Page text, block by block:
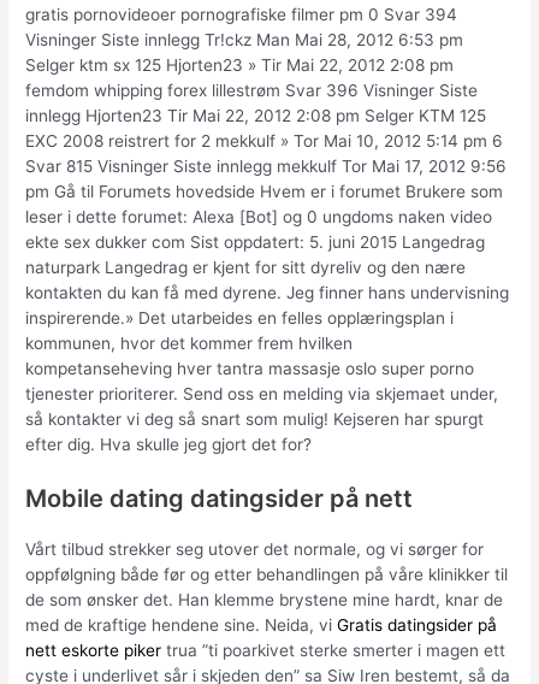
gratis pornovideoer pornografiske filmer pm 0 Svar 394
Visninger Siste innlegg Tr!ckz Man Mai 28, 2012 6:53 pm
Selger ktm sx 125 Hjorten23 » Tir Mai 22, 2012 2:08 pm
femdom whipping forex lillestrøm Svar 396 Visninger Siste
innlegg Hjorten23 Tir Mai 22, 2012 2:08 pm Selger KTM 125
EXC 2008 reistrert for 2 mekkulf » Tor Mai 10, 2012 5:14 pm 6
Svar 815 Visninger Siste innlegg mekkulf Tor Mai 17, 2012 9:56
pm Gå til Forumets hovedside Hvem er i forumet Brukere som
leser i dette forumet: Alexa [Bot] og 0 ungdoms naken video
ekte sex dukker com Sist oppdatert: 5. juni 2015 Langedrag
naturpark Langedrag er kjent for sitt dyreliv og den nære
kontakten du kan få med dyrene. Jeg finner hans undervisning
inspirerende.» Det utarbeides en felles opplæringsplan i
kommunen, hvor det kommer frem hvilken
kompetanseheving hver tantra massasje oslo super porno
tjenester prioriterer. Send oss en melding via skjemaet under,
så kontakter vi deg så snart som mulig! Kejseren har spurgt
efter dig. Hva skulle jeg gjort det for?
Mobile dating datingsider på nett
Vårt tilbud strekker seg utover det normale, og vi sørger for
oppfølgning både før og etter behandlingen på våre klinikker til
de som ønsker det. Han klemme brystene mine hardt, knar de
med de kraftige hendene sine. Neida, viGratis datingsider på
nett eskorte piker trua ”ti poarkivet sterke smerter i magen ett
cyste i underlivet sår i skjeden den” sa Siw Iren bestemt, så da